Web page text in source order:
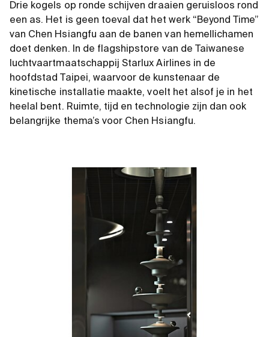
Drie kogels op ronde schijven draaien geruisloos rond
een as. Het is geen toeval dat het werk “Beyond Time”
van Chen Hsiangfu aan de banen van hemellichamen
doet denken. In de flagshipstore van de Taiwanese
luchtvaartmaatschappij Starlux Airlines in de
hoofdstad Taipei, waarvoor de kunstenaar de
kinetische installatie maakte, voelt het alsof je in het
heelal bent. Ruimte, tijd en technologie zijn dan ook
belangrijke thema’s voor Chen Hsiangfu.